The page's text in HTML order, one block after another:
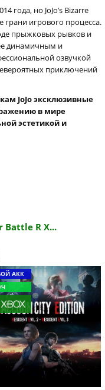
года, но JoJo’s Bizarre
грани игрового процесса.
прыжковых рывков и
динамичным и
озвучкой
приключений
JoJo эксклюзивные
в мире
эстетикой и
Battle R X...
АКК